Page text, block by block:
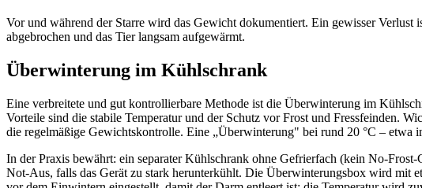
Vor und während der Starre wird das Gewicht dokumentiert. Ein gewisser
abgebrochen und das Tier langsam aufgewärmt.
Überwinterung im Kühlschrank
Eine verbreitete und gut kontrollierbare Methode ist die Überwinterung im
Vorteile sind die stabile Temperatur und der Schutz vor Frost und Fressfeinden.
die regelmäßige Gewichtskontrolle. Eine „Überwinterung" bei rund 20 °C –
In der Praxis bewährt: ein separater Kühlschrank ohne Gefrierfach (kein No-
Not-Aus, falls das Gerät zu stark herunterkühlt. Die Überwinterungsbox wird mit